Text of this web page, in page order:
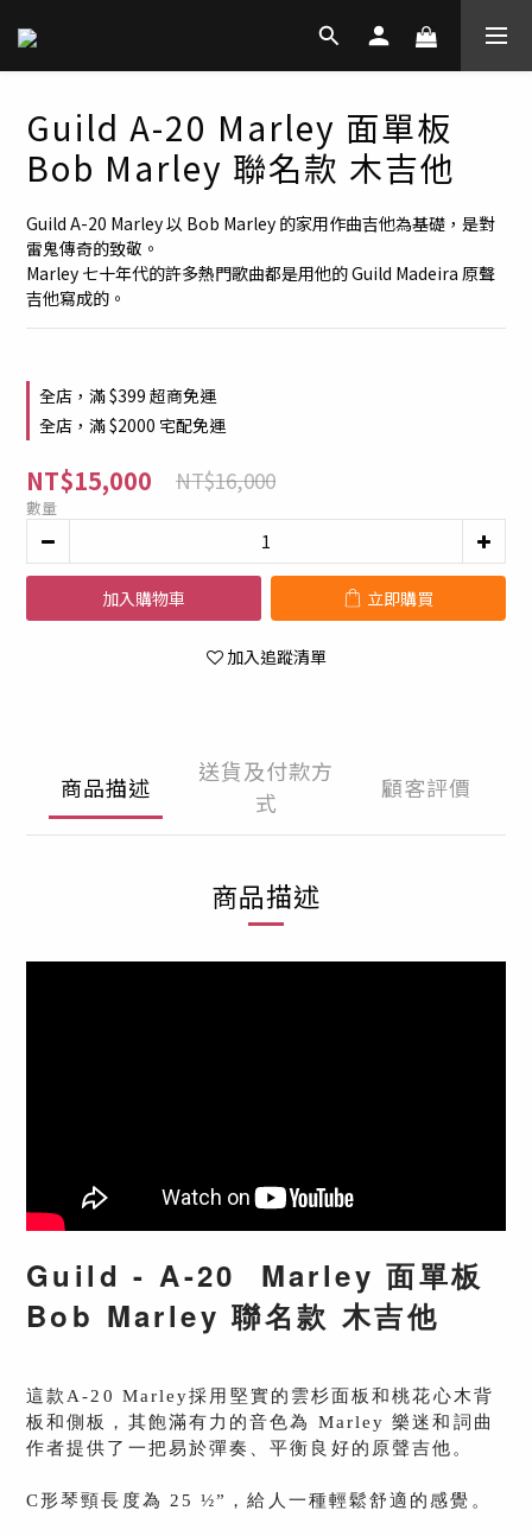
Guild A-20 Marley 面單板
Bob Marley 聯名款 木吉他
Guild A-20 Marley 以 Bob Marley 的家用作曲吉他為基礎，是對
雷鬼傳奇的致敬。
Marley 七十年代的許多熱門歌曲都是用他的 Guild Madeira 原聲
吉他寫成的。
全店，滿 $399 超商免運
全店，滿 $2000 宅配免運
NT$15,000 NT$16,000
數量
加入購物車 立即購買
加入追蹤清單
商品描述
送貨及付款方
式
顧客評價
商品描述
Guild - A-20 Marley 面單板
Bob Marley 聯名款 木吉他
這款A-20 Marley採用堅實的雲杉面板和桃花心木背
板和側板，其飽滿有力的音色為 Marley 樂迷和詞曲
作者提供了一把易於彈奏、平衡良好的原聲吉他。
C形琴頸長度為 25 ½”，給人一種輕鬆舒適的感覺。